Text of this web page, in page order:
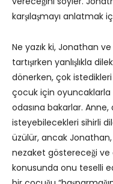
karşılaşmayı anlatmak
Ne yazık ki, Jonathan
tartışırken yanlışlıkla
dönerken, çok
çocuk için
odasına bakarlar.
isteyebilecekleri sihirli
üzülür, ancak
nezaket göstereceği ve
konusunda onu teselli